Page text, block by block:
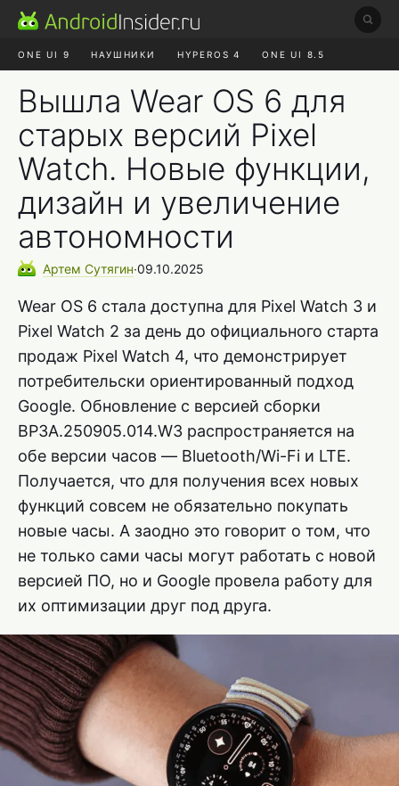
ONE UI 9 НАУШНИКИ HYPEROS 4 ONE UI 8.5
Вышла Wear OS 6 для
старых версий Pixel
Watch. Новые функции,
дизайн и увеличение
автономности
Артем Сутягин∙09.10.2025
Wear OS 6 стала доступна для Pixel Watch 3 и
Pixel Watch 2 за день до официального старта
продаж Pixel Watch 4, что демонстрирует
потребительски ориентированный подход
Google. Обновление с версией сборки
BP3A.250905.014.W3 распространяется на
обе версии часов — Bluetooth/Wi-Fi и LTE.
Получается, что для получения всех новых
функций совсем не обязательно покупать
новые часы. А заодно это говорит о том, что
не только сами часы могут работать с новой
версией ПО, но и Google провела работу для
их оптимизации друг под друга.